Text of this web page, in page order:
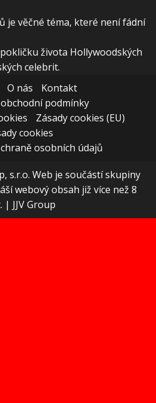
je věčné téma, které není fádní
života Hollywoodských
celebrit.
O nás
Kontakt
podmínky
Zásady cookies (EU)
cookies
osobních údajů
s.r.o. Web je součástí skupiny
webový obsah již více než 8
| JJV Group